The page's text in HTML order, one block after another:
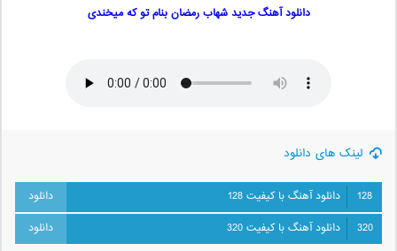
دانلود آهنگ جدید شهاب رمضان بنام تو که میخندی
لینک های دانلود
128
دانلود آهنگ با کیفیت 128
320
دانلود آهنگ با کیفیت 320